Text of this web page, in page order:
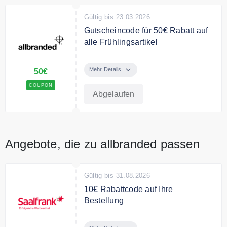
50€
COUPON
Gültig bis 23.03.2026
Gutscheincode für 50€ Rabatt auf
alle Frühlingsartikel
dir 50 € Rabatt auf
Bedingungen
Werbegutscheinen.
Mehr Details
Abgelaufen
Angebote, die zu allbranded passen
Gültig bis 31.08.2026
10€ Rabattcode auf Ihre
Bestellung